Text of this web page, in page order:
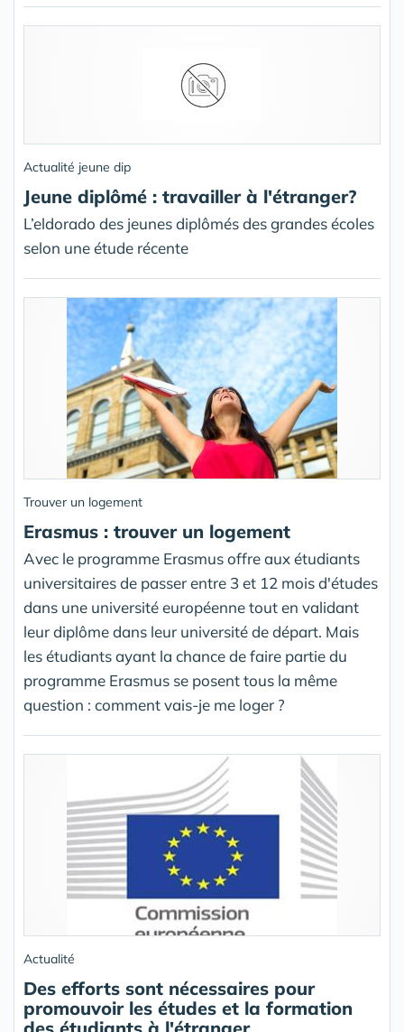
Actualité jeune dip
Jeune diplômé : travailler à l'étranger?
L’eldorado des jeunes diplômés des grandes écoles
selon une étude récente
Trouver un logement
Erasmus : trouver un logement
Avec le programme Erasmus offre aux étudiants
universitaires de passer entre 3 et 12 mois d'études
dans une université européenne tout en validant
leur diplôme dans leur université de départ. Mais
les étudiants ayant la chance de faire partie du
programme Erasmus se posent tous la même
question : comment vais-je me loger ?
Actualité
Des efforts sont nécessaires pour
promouvoir les études et la formation